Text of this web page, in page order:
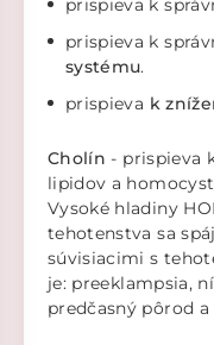
prispieva k
prispieva k
systému.
prispieva k
Cholín - prispieva
lipidov a
Vysoké hladiny
tehotenstva sa
súvisiacimi s
je: preeklampsia,
predčasný pôrod a